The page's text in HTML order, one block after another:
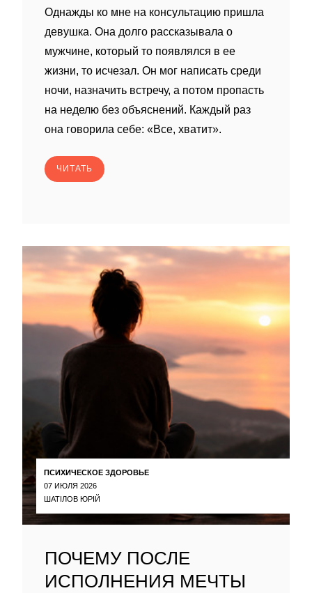
Однажды ко мне на консультацию пришла
девушка. Она долго рассказывала о
мужчине, который то появлялся в ее
жизни, то исчезал. Он мог написать среди
ночи, назначить встречу, а потом пропасть
на неделю без объяснений. Каждый раз
она говорила себе: «Все, хватит».
ЧИТАТЬ
ПСИХИЧЕСКОЕ ЗДОРОВЬЕ
07 ИЮЛЯ 2026
ШАТІЛОВ ЮРІЙ
ПОЧЕМУ ПОСЛЕ
ИСПОЛНЕНИЯ МЕЧТЫ